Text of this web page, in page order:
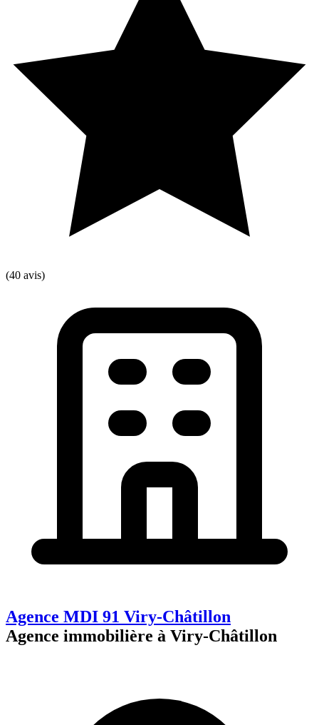
(40 avis)
Agence MDI 91 Viry-Châtillon
Agence immobilière à Viry-Châtillon